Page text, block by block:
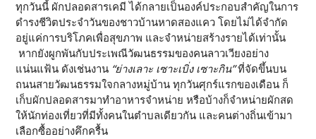
ทุกวันนี้ ผักปลอดสารเคมี ได้กลายเป็นองค์ประกอบสำคัญในการ
ดำรงชีวิตประจำวันของชาวบ้านหาดสองแคว โดยไม่ได้จำกัด
อยู่แค่การบริโภคเพื่อสุขภาพ และจำหน่ายสร้างรายได้เท่านั้น
หากยังผูกพันกับประเพณีวัฒนธรรมของคนลาวเวียงอย่าง
แน่นแฟ้น ดังเช่นงาน “ย่างเลาะ เซาะเบิ่ง เซาะกิน”ที่จัดขึ้นบน
ถนนสายวัฒนธรรมใจกลางหมู่บ้าน ทุกวันศุกร์แรกของเดือน ก็
เก็บผักปลอดสารมาทำอาหารจำหน่าย หรือบ้างก็จำหน่ายผักสด
ให้นักท่องเที่ยวที่มีทั้งคนในตำบลเดียวกัน และคนต่างถิ่นเข้ามา
เลือกซื้ออย่างคึกครื้น